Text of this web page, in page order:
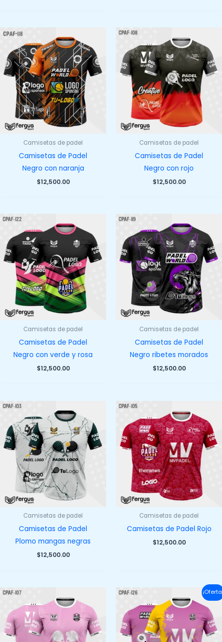
$12,000.00.
Camisetas de padel
Camisetas de Padel
Negro con naranja
$12,500.00
Camisetas de padel
Camisetas de Padel
Negro con rojo
$12,500.00
Camisetas de padel
Camisetas de Padel
Negro con verde y rosa
$12,500.00
Camisetas de padel
Camisetas de Padel
Negro ribetes morados
$12,500.00
Camisetas de padel
Camisetas de Padel
Plomo mangas negras
$12,500.00
Camisetas de padel
Camisetas de Padel Rojo
$12,500.00